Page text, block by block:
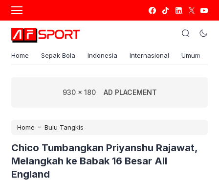
Home Sepak Bola Indonesia Internasional Umum
930 x 180 AD PLACEMENT
Home - Bulu Tangkis
Chico Tumbangkan Priyanshu Rajawat,
Melangkah ke Babak 16 Besar All
England